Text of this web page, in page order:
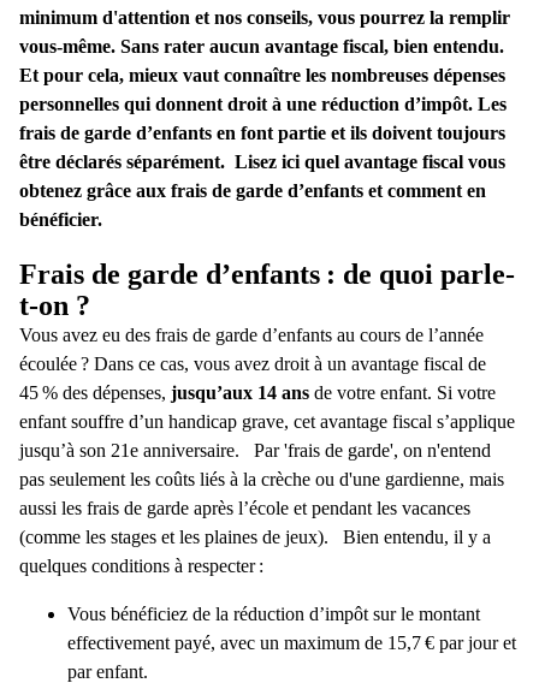
minimum d'attention et nos conseils, vous pourrez la remplir
vous-même. Sans rater aucun avantage fiscal, bien entendu.
Et pour cela, mieux vaut connaître les nombreuses dépenses
personnelles qui donnent droit à une réduction d’impôt. Les
frais de garde d’enfants en font partie et ils doivent toujours
être déclarés séparément. Lisez ici quel avantage fiscal vous
obtenez grâce aux frais de garde d’enfants et comment en
bénéficier.
Frais de garde d’enfants : de quoi parle-
t-on ?
Vous avez eu des frais de garde d’enfants au cours de l’année
écoulée ? Dans ce cas, vous avez droit à un avantage fiscal de
45 % des dépenses, jusqu’aux 14 ans de votre enfant. Si votre
enfant souffre d’un handicap grave, cet avantage fiscal s’applique
jusqu’à son 21e anniversaire.
Par 'frais de garde', on n'entend
pas seulement les coûts liés à la crèche ou d'une gardienne, mais
aussi les frais de garde après l’école et pendant les vacances
(comme les stages et les plaines de jeux).
Bien entendu, il y a
quelques conditions à respecter :
Vous bénéficiez de la réduction d’impôt sur le montant
effectivement payé, avec un maximum de 15,7 € par jour et
par enfant.